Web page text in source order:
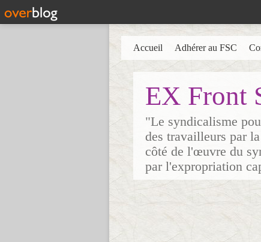
EX Front
"Le syndicalisme
des travailleurs par
côté de l'œuvre du
par l'expropriation
Accueil Adhérer au FSC